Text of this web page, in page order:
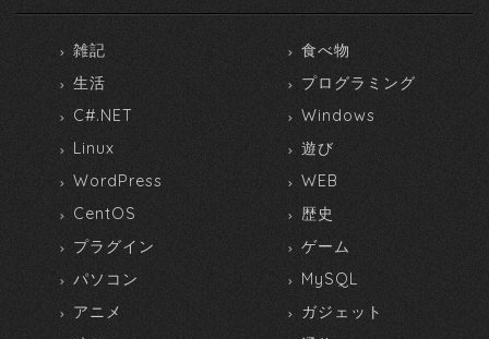
雑記
食べ物
生活
プログラミング
C#.NET
Windows
Linux
遊び
WordPress
WEB
CentOS
歴史
プラグイン
ゲーム
パソコン
MySQL
アニメ
ガジェット